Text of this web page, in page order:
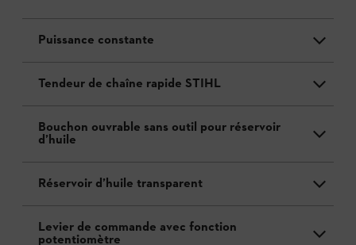
Puissance constante
Tendeur de chaîne rapide STIHL
Bouchon ouvrable sans outil pour réservoir
d’huile
Réservoir d’huile transparent
Levier de commande avec fonction
potentiomètre